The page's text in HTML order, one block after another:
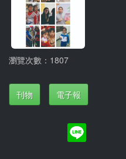
瀏覽次數：1807
刊物 電子報